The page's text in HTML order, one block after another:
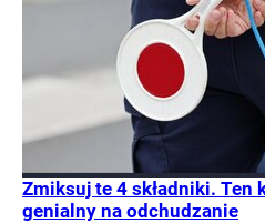
Zmiksuj te 4 składniki. Ten
genialny na odchudzanie